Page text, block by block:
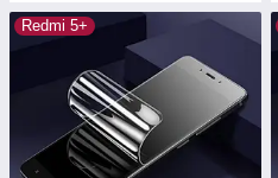
Redmi 5+